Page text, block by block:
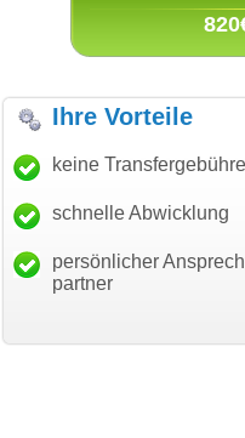
"Danke für den schnellen
Transfer und guten Service!"
Thomas Schäfer
i can eckert communication GmbH
Ihre Vorteile
keine
schnelle Abwicklung
persönlicher
partner